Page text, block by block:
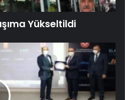
Yükseltildi